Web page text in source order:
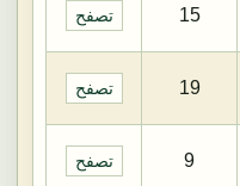
15 تصفح
19 تصفح
9 تصفح